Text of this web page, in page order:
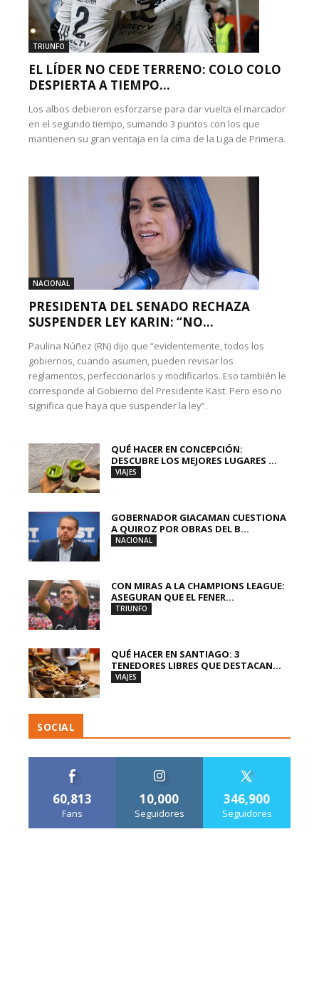
TRIUNFO
EL LÍDER NO CEDE TERRENO: COLO COLO
DESPIERTA A TIEMPO...
Los albos debieron esforzarse para dar vuelta el marcador
en el segundo tiempo, sumando 3 puntos con los que
mantienen su gran ventaja en la cima de la Liga de Primera.
NACIONAL
PRESIDENTA DEL SENADO RECHAZA
SUSPENDER LEY KARIN: “NO...
Paulina Núñez (RN) dijo que “evidentemente, todos los
gobiernos, cuando asumen, pueden revisar los
reglamentos, perfeccionarlos y modificarlos. Eso también le
corresponde al Gobierno del Presidente Kast. Pero eso no
significa que haya que suspender la ley”.
QUÉ HACER EN CONCEPCIÓN:
DESCUBRE LOS MEJORES LUGARES ...
VIAJES
GOBERNADOR GIACAMAN CUESTIONA
A QUIROZ POR OBRAS DEL B...
NACIONAL
CON MIRAS A LA CHAMPIONS LEAGUE:
ASEGURAN QUE EL FENER...
TRIUNFO
QUÉ HACER EN SANTIAGO: 3
TENEDORES LIBRES QUE DESTACAN...
VIAJES
SOCIAL
60,813
Fans
10,000
Seguidores
346,900
Seguidores